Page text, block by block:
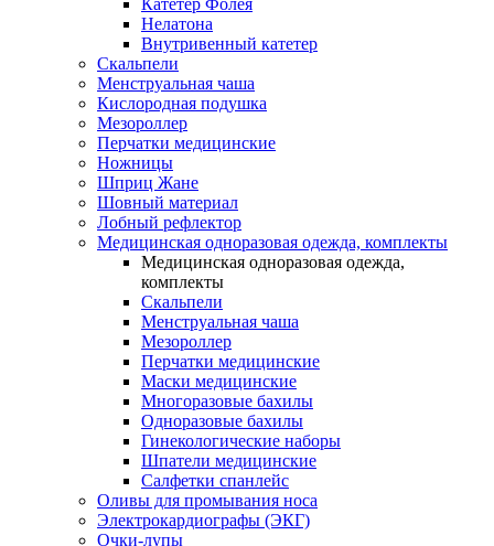
Катетер Фолея
Нелатона
Внутривенный катетер
Скальпели
Менструальная чаша
Кислородная подушка
Мезороллер
Перчатки медицинские
Ножницы
Шприц Жане
Шовный материал
Лобный рефлектор
Медицинская одноразовая одежда, комплекты
Медицинская одноразовая одежда,
комплекты
Скальпели
Менструальная чаша
Мезороллер
Перчатки медицинские
Маски медицинские
Многоразовые бахилы
Одноразовые бахилы
Гинекологические наборы
Шпатели медицинские
Салфетки спанлейс
Оливы для промывания носа
Электрокардиографы (ЭКГ)
Очки-лупы